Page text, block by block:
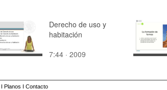
Derecho de uso y
habitación
7:44 · 2009
I Planos I Contacto